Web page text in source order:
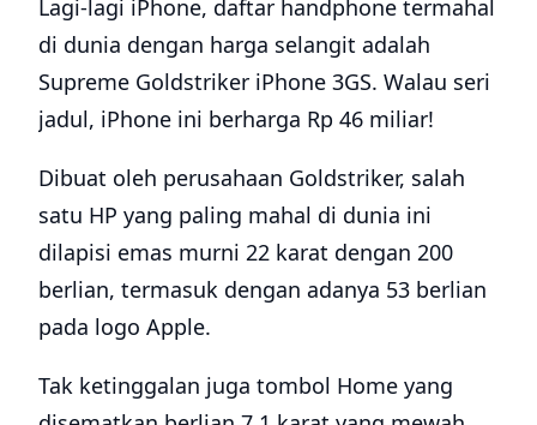
Lagi-lagi iPhone, daftar handphone termahal
di dunia dengan harga selangit adalah
Supreme Goldstriker iPhone 3GS. Walau seri
jadul, iPhone ini berharga Rp 46 miliar!
Dibuat oleh perusahaan Goldstriker, salah
satu HP yang paling mahal di dunia ini
dilapisi emas murni 22 karat dengan 200
berlian, termasuk dengan adanya 53 berlian
pada logo Apple.
Tak ketinggalan juga tombol Home yang